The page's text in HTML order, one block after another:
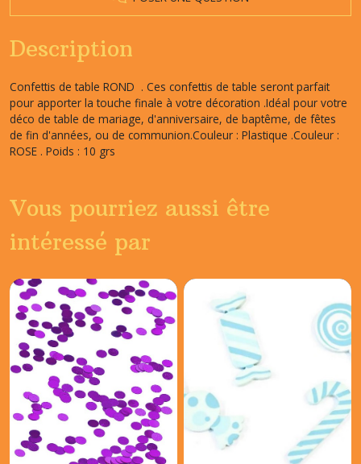
Description
Confettis de table ROND . Ces confettis de table seront parfait
pour apporter la touche finale à votre décoration .Idéal pour votre
déco de table de mariage, d'anniversaire, de baptême, de fêtes
de fin d'années, ou de communion.Couleur : Plastique .Couleur :
ROSE . Poids : 10 grs
Vous pourriez aussi être
intéressé par